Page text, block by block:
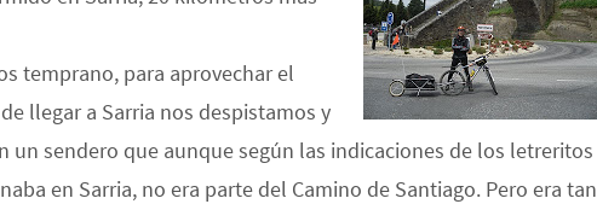
temprano, para aprovechar el
llegar a Sarria nos despistamos y
un sendero que aunque según las indicaciones de los letreritos
en Sarria, no era parte del Camino de Santiago. Pero era tan